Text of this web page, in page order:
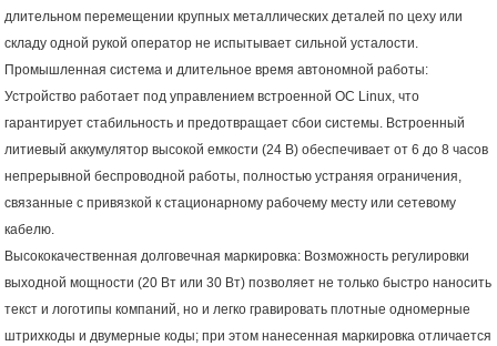
длительном перемещении крупных металлических деталей по цеху или
складу одной рукой оператор не испытывает сильной усталости.
Промышленная система и длительное время автономной работы:
Устройство работает под управлением встроенной ОС Linux, что
гарантирует стабильность и предотвращает сбои системы. Встроенный
литиевый аккумулятор высокой емкости (24 В) обеспечивает от 6 до 8 часов
непрерывной беспроводной работы, полностью устраняя ограничения,
связанные с привязкой к стационарному рабочему месту или сетевому
кабелю.
Высококачественная долговечная маркировка: Возможность регулировки
выходной мощности (20 Вт или 30 Вт) позволяет не только быстро наносить
текст и логотипы компаний, но и легко гравировать плотные одномерные
штрихкоды и двумерные коды; при этом нанесенная маркировка отличается